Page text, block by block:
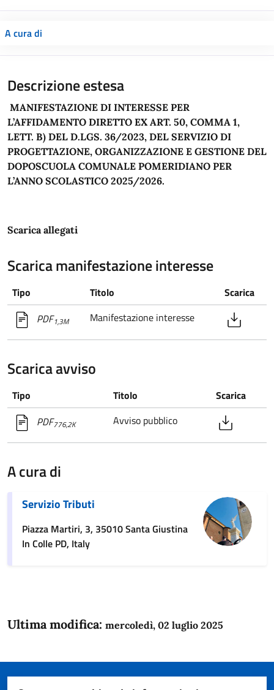
A cura di
Descrizione estesa
MANIFESTAZIONE DI INTERESSE PER
L’AFFIDAMENTO DIRETTO EX ART. 50, COMMA 1,
LETT. B) DEL D.LGS. 36/2023, DEL SERVIZIO DI
PROGETTAZIONE, ORGANIZZAZIONE E GESTIONE DEL
DOPOSCUOLA COMUNALE POMERIDIANO PER
L’ANNO SCOLASTICO 2025/2026.
Scarica allegati
Scarica manifestazione interesse
Tipo Titolo
Scarica
PDF1,3M Manifestazione interesse
Scarica avviso
Tipo Titolo
Scarica
PDF776,2K Avviso pubblico
A cura di
Servizio Tributi
Piazza Martiri, 3, 35010 Santa Giustina
In Colle PD, Italy
Ultima modifica: mercoledì, 02 luglio 2025